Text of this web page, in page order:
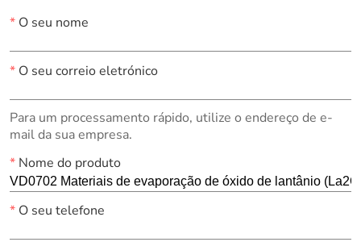
*O seu nome
*O seu correio eletrónico
Para um processamento rápido, utilize o endereço de e-
mail da sua empresa.
*Nome do produto
*O seu telefone